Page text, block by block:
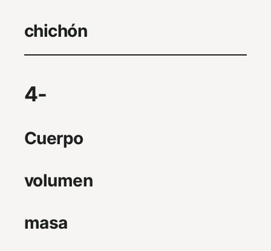
chichón
4-
Cuerpo
volumen
masa